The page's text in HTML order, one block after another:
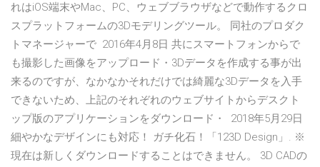
れはiOS端末やMac、PC、ウェブブラウザなどで動作するクロ
スプラットフォームの3Dモデリングツール。 同社のプロダク
トマネージャーで 2016年4月8日 共にスマートフォンからで
も撮影した画像をアップロード・3Dデータを作成する事が出
来るのですが、なかなかそれだけでは綺麗な3Dデータを入手
できないため、上記のそれぞれのウェブサイトからデスクト
ップ版のアプリケーションをダウンロード・ 2018年5月29日
細やかなデザインにも対応！ ガチ化石！「123D Design」. ※
現在は新しくダウンロードすることはできません。 3D CADの